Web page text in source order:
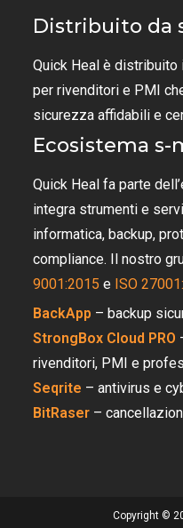
Distribuito da
Quick Heal è distribuito
per rivenditori e PMI
sicurezza affidabili e
Ecosistema s-
Quick Heal fa parte
integra strumenti e
informatica, backup,
compliance. Il nostro
9001:2015 e ISO
BackApp – backup
StrongBox Cloud PRO
rivenditori, PMI e
Seqrite – antivirus e
BitRaser –
Copyright ©